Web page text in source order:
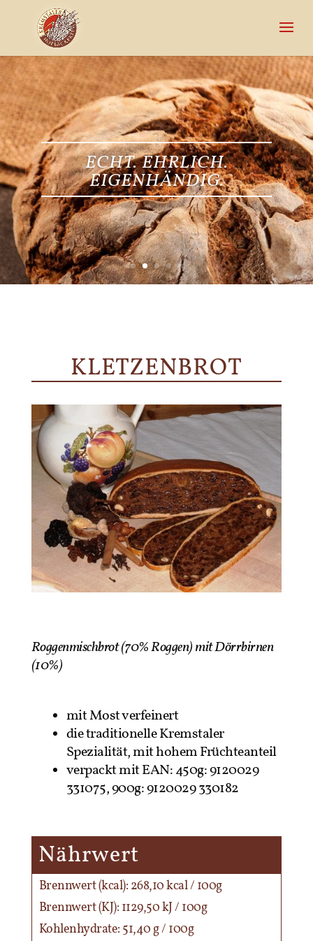
ECHT. EHRLICH.
EIGENHÄNDIG.
KLETZENBROT
Roggenmischbrot (70% Roggen) mit Dörrbirnen
(10%)
mit Most verfeinert
die traditionelle Kremstaler
Spezialität, mit hohem Früchteanteil
verpackt mit EAN: 450g: 9120029
331075, 900g: 9120029 330182
Nährwert
Brennwert (kcal): 268,10 kcal / 100g
Brennwert (KJ): 1129,50 kJ / 100g
Kohlenhydrate: 51,40 g / 100g